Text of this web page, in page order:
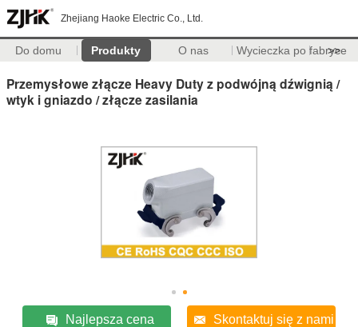
Zhejiang Haoke Electric Co., Ltd.
Do domu Produkty O nas Wycieczka po fabryce
>>
Przemysłowe złącze Heavy Duty z podwójną dźwignią /
wtyk i gniazdo / złącze zasilania
Najlepsza cena Skontaktuj się z nami